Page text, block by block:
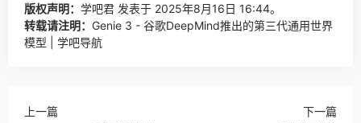
版权声明： 学吧君 发表于 2025年8月16日 16:44。
转载请注明： Genie 3 - 谷歌DeepMind推出的第三代通用世界
模型 | 学吧导航
上一篇 下一篇